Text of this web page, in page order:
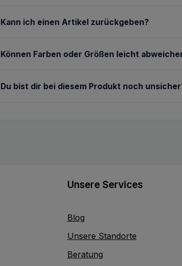
Kann ich einen Artikel zurückgeben?
Können Farben oder Größen leicht
Du bist dir bei diesem Produkt noch
Unsere Services
Blog
Unsere Standorte
Beratung